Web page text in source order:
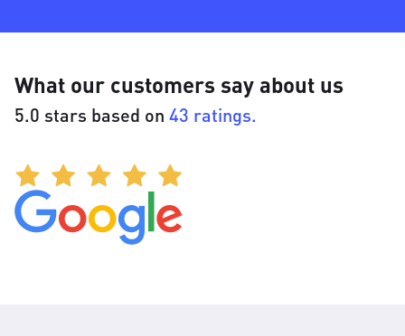
What our customers say about us
5.0 stars based on 43 ratings.